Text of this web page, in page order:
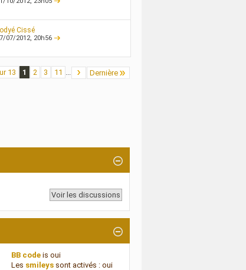
Cissé
07/2012, 20h56
13 1 2 3 11 Dernière
BB code isoui
Les smileys sont activés :oui